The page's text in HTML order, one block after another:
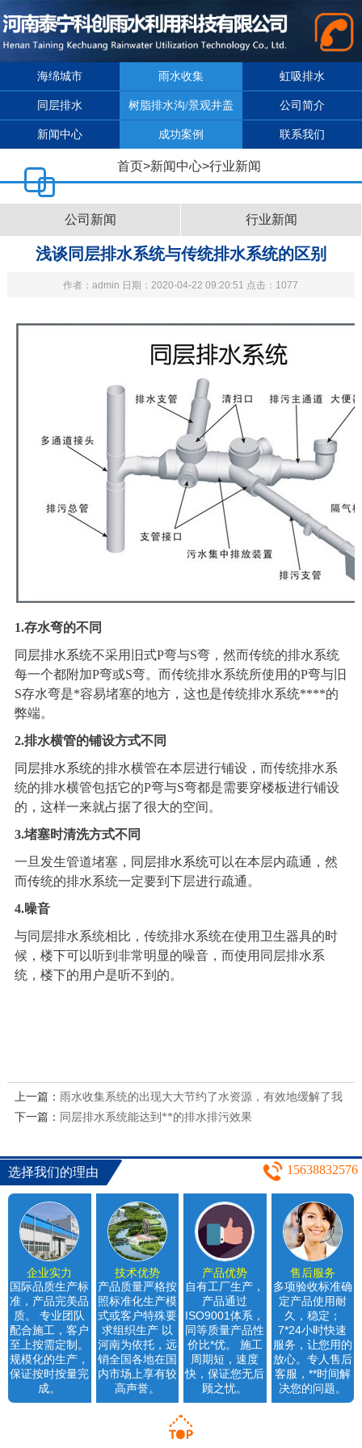
海绵城市 雨水收集 虹吸排水
同层排水 树脂排水沟/景观井盖 公司简介
新闻中心 成功案例 联系我们
首页>新闻中心>行业新闻
公司新闻 行业新闻
浅谈同层排水系统与传统排水系统的区别
作者：admin 日期：2020-04-22 09:20:51 点击：1077
1.存水弯的不同
同层排水系统不采用旧式P弯与S弯，然而传统的排水系统
每一个都附加P弯或S弯。而传统排水系统所使用的P弯与旧
S存水弯是*容易堵塞的地方，这也是传统排水系统****的
弊端。
2.排水横管的铺设方式不同
同层排水系统的排水横管在本层进行铺设，而传统排水系
统的排水横管包括它的P弯与S弯都是需要穿楼板进行铺设
的，这样一来就占据了很大的空间。
3.堵塞时清洗方式不同
一旦发生管道堵塞， 同层排水系统可以在本层内疏通，然
而传统的排水系统一定要到下层进行疏通。
4.噪音
与同层排水系统相比，传统排水系统在使用卫生器具的时
候，楼下可以听到非常明显的噪音，而使用同层排水系
统，楼下的用户是听不到的。
上一篇： 雨水收集系统的出现大大节约了水资源，有效地缓解了我
国的缺水问题
下一篇： 同层排水系统能达到**的排水排污效果
选择我们的理由 15638832576
企业实力
国际品质生产标
准，产品完美品
质。 专业团队
配合施工，客户
至上按需定制。
规模化的生产，
保证按时按量完
成。
技术优势
产品质量严格按
照标准化生产模
式或客户特殊要
求组织生产 以
河南为依托，远
销全国各地在国
内市场上享有较
高声誉。
产品优势
自有工厂生产，
产品通过
ISO9001体系，
同等质量产品性
价比*优。 施工
周期短，速度
快，保证您无后
顾之忧。
售后服务
多项验收标准确
定产品使用耐
久，稳定；
7*24小时快速
服务，让您用的
放心。专人售后
客服，**时间解
决您的问题。